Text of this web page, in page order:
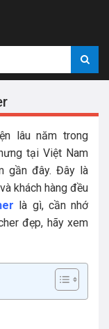
lâu năm trong
tại Việt Nam
gần đây. Đây là
khách hàng đều
là gì, cần nhớ
đẹp, hãy xem